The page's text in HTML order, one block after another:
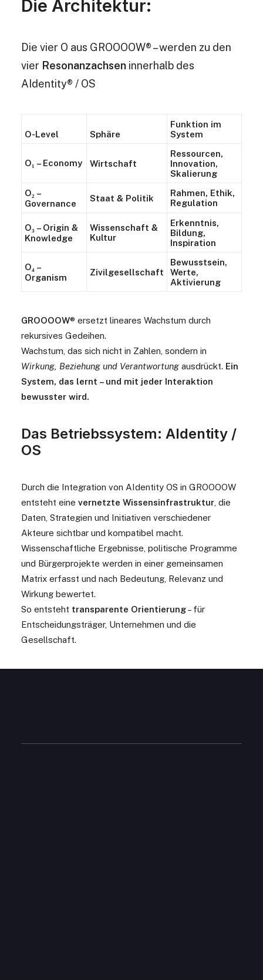
Die Architektur:
Die vier O aus GROOOOW® – werden zu den
vier Resonanzachsen innerhalb des
AIdentity® / OS
O-Level Sphäre
Funktion im
System
O₁ – Economy Wirtschaft
Ressourcen,
Innovation,
Skalierung
O₂ –
Governance
Staat & Politik
Rahmen, Ethik,
Regulation
O₃ – Origin &
Knowledge
Wissenschaft &
Kultur
Erkenntnis,
Bildung,
Inspiration
O₄ –
Organism
Zivilgesellschaft
Bewusstsein,
Werte,
Aktivierung
GROOOOW® ersetzt lineares Wachstum durch
rekursives Gedeihen.
Wachstum, das sich nicht in Zahlen, sondern in
Wirkung, Beziehung und Verantwortung ausdrückt. Ein
System, das lernt – und mit jeder Interaktion
bewusster wird.
Das Betriebssystem: AIdentity /
OS
Durch die Integration von AIdentity OS in GROOOOW
entsteht eine vernetzte Wissensinfrastruktur , die
Daten, Strategien und Initiativen verschiedener
Akteure sichtbar und kompatibel macht.
Wissenschaftliche Ergebnisse, politische Programme
und Bürgerprojekte werden in einer gemeinsamen
Matrix erfasst und nach Bedeutung, Relevanz und
Wirkung bewertet.
So entsteht transparente Orientierung– für
Entscheidungsträger, Unternehmen und die
Gesellschaft.